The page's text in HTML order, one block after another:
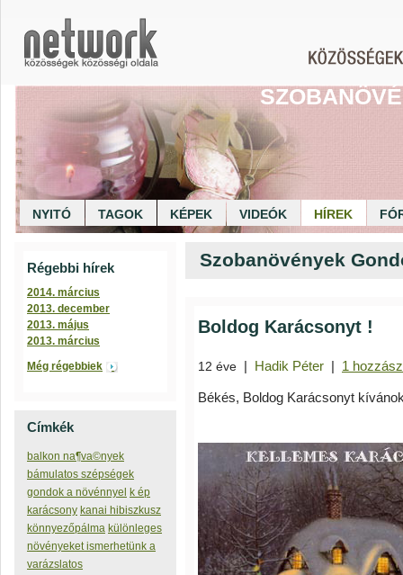
NYITÓ TAGOK KÉPEK VIDEÓK HÍREK
Régebbi hírek
2014. március
2013. december
2013. május
2013. március
Még régebbiek
Címkék
balkon na¶va©nyek
bámulatos szépségek
gondok a növénnyel
k ép
karácsony ka­nai hibiszkusz
könnyezőpálma különleges
növényeket ismerhetünk a
varázslatos
Szobanövények
Boldog Karácsonyt !
12 éve | Hadik Péter | 1
Békés, Boldog Karácsonyt